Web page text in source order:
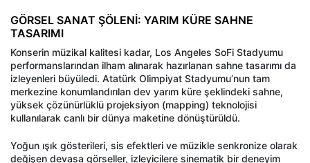
GÖRSEL SANAT ŞÖLENİ: YARIM KÜRE SAHNE
TASARIMI
Konserin müzikal kalitesi kadar, Los Angeles SoFi Stadyumu
performanslarından ilham alınarak hazırlanan sahne tasarımı da
izleyenleri büyüledi. Atatürk Olimpiyat Stadyumu’nun tam
merkezine konumlandırılan dev yarım küre şeklindeki sahne,
yüksek çözünürlüklü projeksiyon (mapping) teknolojisi
kullanılarak canlı bir dünya maketine dönüştürüldü.
Yoğun ışık gösterileri, sis efektleri ve müzikle senkronize olarak
değişen devasa görseller, izleyicilere sinematik bir deneyim